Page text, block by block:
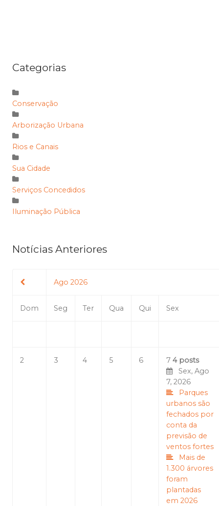
Categorias
Conservação
Arborização Urbana
Rios e Canais
Sua Cidade
Serviços Concedidos
Iluminação Pública
Notícias Anteriores
Ago 2026
Dom Seg Ter Qua Qui Sex
2 3 4 5 6 7 4 posts
Sex, Ago
7, 2026
Parques
urbanos são
fechados por
conta da
previsão de
ventos fortes
Mais de
1.300 árvores
foram
plantadas
em 2026